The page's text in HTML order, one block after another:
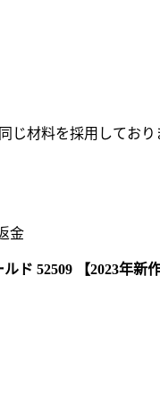
材料を採用しており
金
ド 52509 【2023年新作